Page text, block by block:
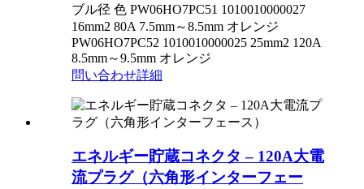
ブル径 色 PW06HO7PC51 1010010000027
16mm2 80A 7.5mm～8.5mm オレンジ
PW06HO7PC52 1010010000025 25mm2 120A
8.5mm～9.5mm オレンジ
問い合わせ詳細
エネルギー貯蔵コネクタ – 120A大電
流プラグ（六角形インターフェー